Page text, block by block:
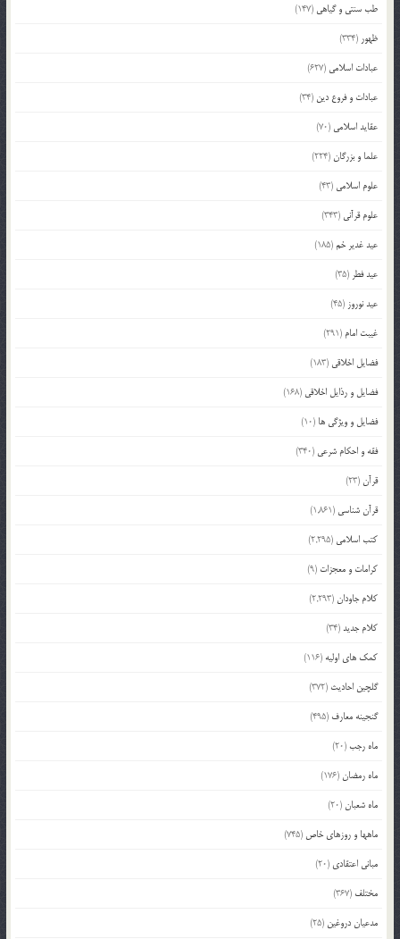
طب سنتی و گیاهی (147)
ظهور (334)
عبادات اسلامی (627)
عبادات و فروع دین (34)
عقاید اسلامی (70)
علما و بزرگان(224)
علوم اسلامی (43)
علوم قرآنی (343)
عید غدیر خم(185)
عید فطر (35)
عید نوروز (45)
غیبت امام (291)
فضایل اخلاقی (183)
فضایل و رذایل اخلاقی (168)
فضایل و ویژگی ها (10)
فقه و احکام شرعی (340)
قرآن(23)
قرآن شناسی (1,861)
کتب اسلامی (2,295)
کرامات و معجزات (9)
کلام جاودان(2,293)
کلام جدید(34)
کمک های اولیه (116)
گلچین احادیث (372)
گنجینه معارف (495)
ماه رجب(20)
ماه رمضان(176)
ماه شعبان(20)
ماهها و روزهای خاص (745)
مبانی اعتقادی (20)
مختلف (367)
مدعیان دروغین (25)